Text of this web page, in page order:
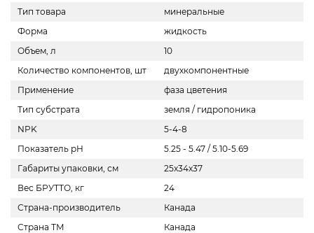
Тип товара
минеральные
Форма
жидкость
Объем, л
10
Количество компонентов, шт
двухкомпонентные
Применение
фаза цветения
Тип субстрата
земля / гидропоника
NPK
5-4-8
Показатель pH
5.25 - 5.47 / 5.10-5.69
Габариты упаковки, см
25x34x37
Вес БРУТТО, кг
24
Страна-производитель
Канада
Страна ТМ
Канада